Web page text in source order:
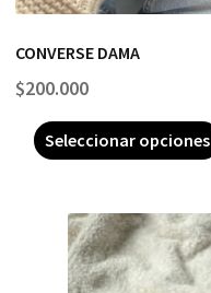
CONVERSE DAMA
$200.000
Seleccionar opciones